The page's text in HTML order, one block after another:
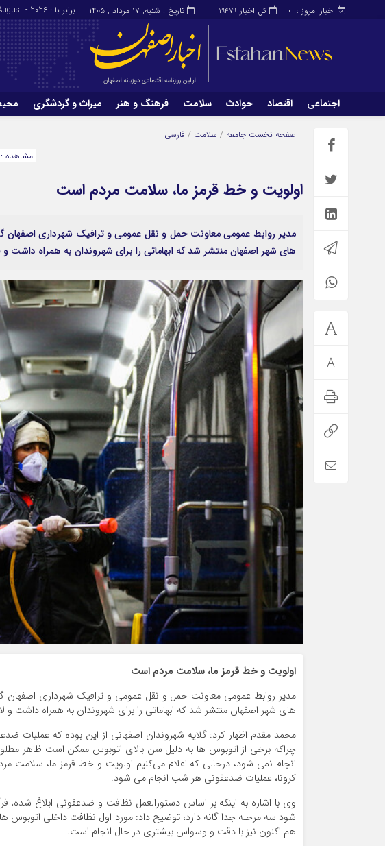
کل اخبار 19479 اخبار امروز : 0 تاریخ : شنبه, ۱۷ مرداد , ۱۴۰۵ برابر با : Saturday - 8 - August - 2026
اجتماعی اقتصاد حوادث سلامت فرهنگ و هنر میراث و گردشگری
صفحه نخست جامعه / سلامت / فارسی
مشاهده :
اولویت و خط قرمز ما، سلامت مردم است
مدیر روابط عمومی معاونت حمل ‌و نقل عمومی و ترافیک شهرداری
های شهر اصفهان منتشر شد که ابهاماتی را برای شهروندان به همراه داشت
اولویت و خط قرمز ما، سلامت مردم است
مدیر روابط عمومی معاونت حمل ‌و نقل عمومی و ترافیک شهرداری
های شهر اصفهان منتشر شد که ابهاماتی را برای شهروندان به همراه داشت
محمد مقدم اظهار کرد: گلایه شهروندان اصفهانی از این بوده که عملیات
چراکه برخی از اتوبوس ها به دلیل سن بالای اتوبوس ممکن است ظاهر
انجام نمی شود، درحالی که اعلام می‌کنیم اولویت و خط قرمز ما،
کرونا، عملیات ضدعفونی هر شب انجام می شود.
وی با اشاره به اینکه بر اساس دستورالعمل نظافت و ضدعفونی ابلاغ
شود سه مرحله جدا گانه دارد، توضیح داد: مورد اول نظافت داخلی
هم اکنون نیز با دقت و وسواس بیشتری در حال انجام است.